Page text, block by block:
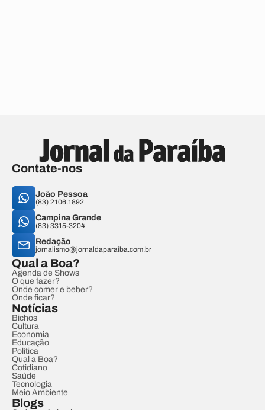
Contate-nos
João Pessoa
(83) 2106.1892
Campina Grande
(83) 3315-3204
Redação
jornalismo@jornaldaparaiba.com.br
Qual a Boa?
Agenda de Shows
O que fazer?
Onde comer e beber?
Onde ficar?
Notícias
Bichos
Cultura
Economia
Educação
Política
Qual a Boa?
Cotidiano
Saúde
Tecnologia
Meio Ambiente
Blogs